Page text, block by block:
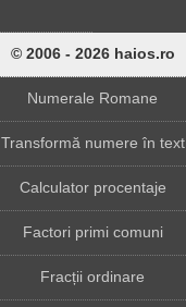
© 2006 - 2026 haios.ro
Numerale Romane
Transformă numere în text
Calculator procentaje
Factori primi comuni
Fracții ordinare